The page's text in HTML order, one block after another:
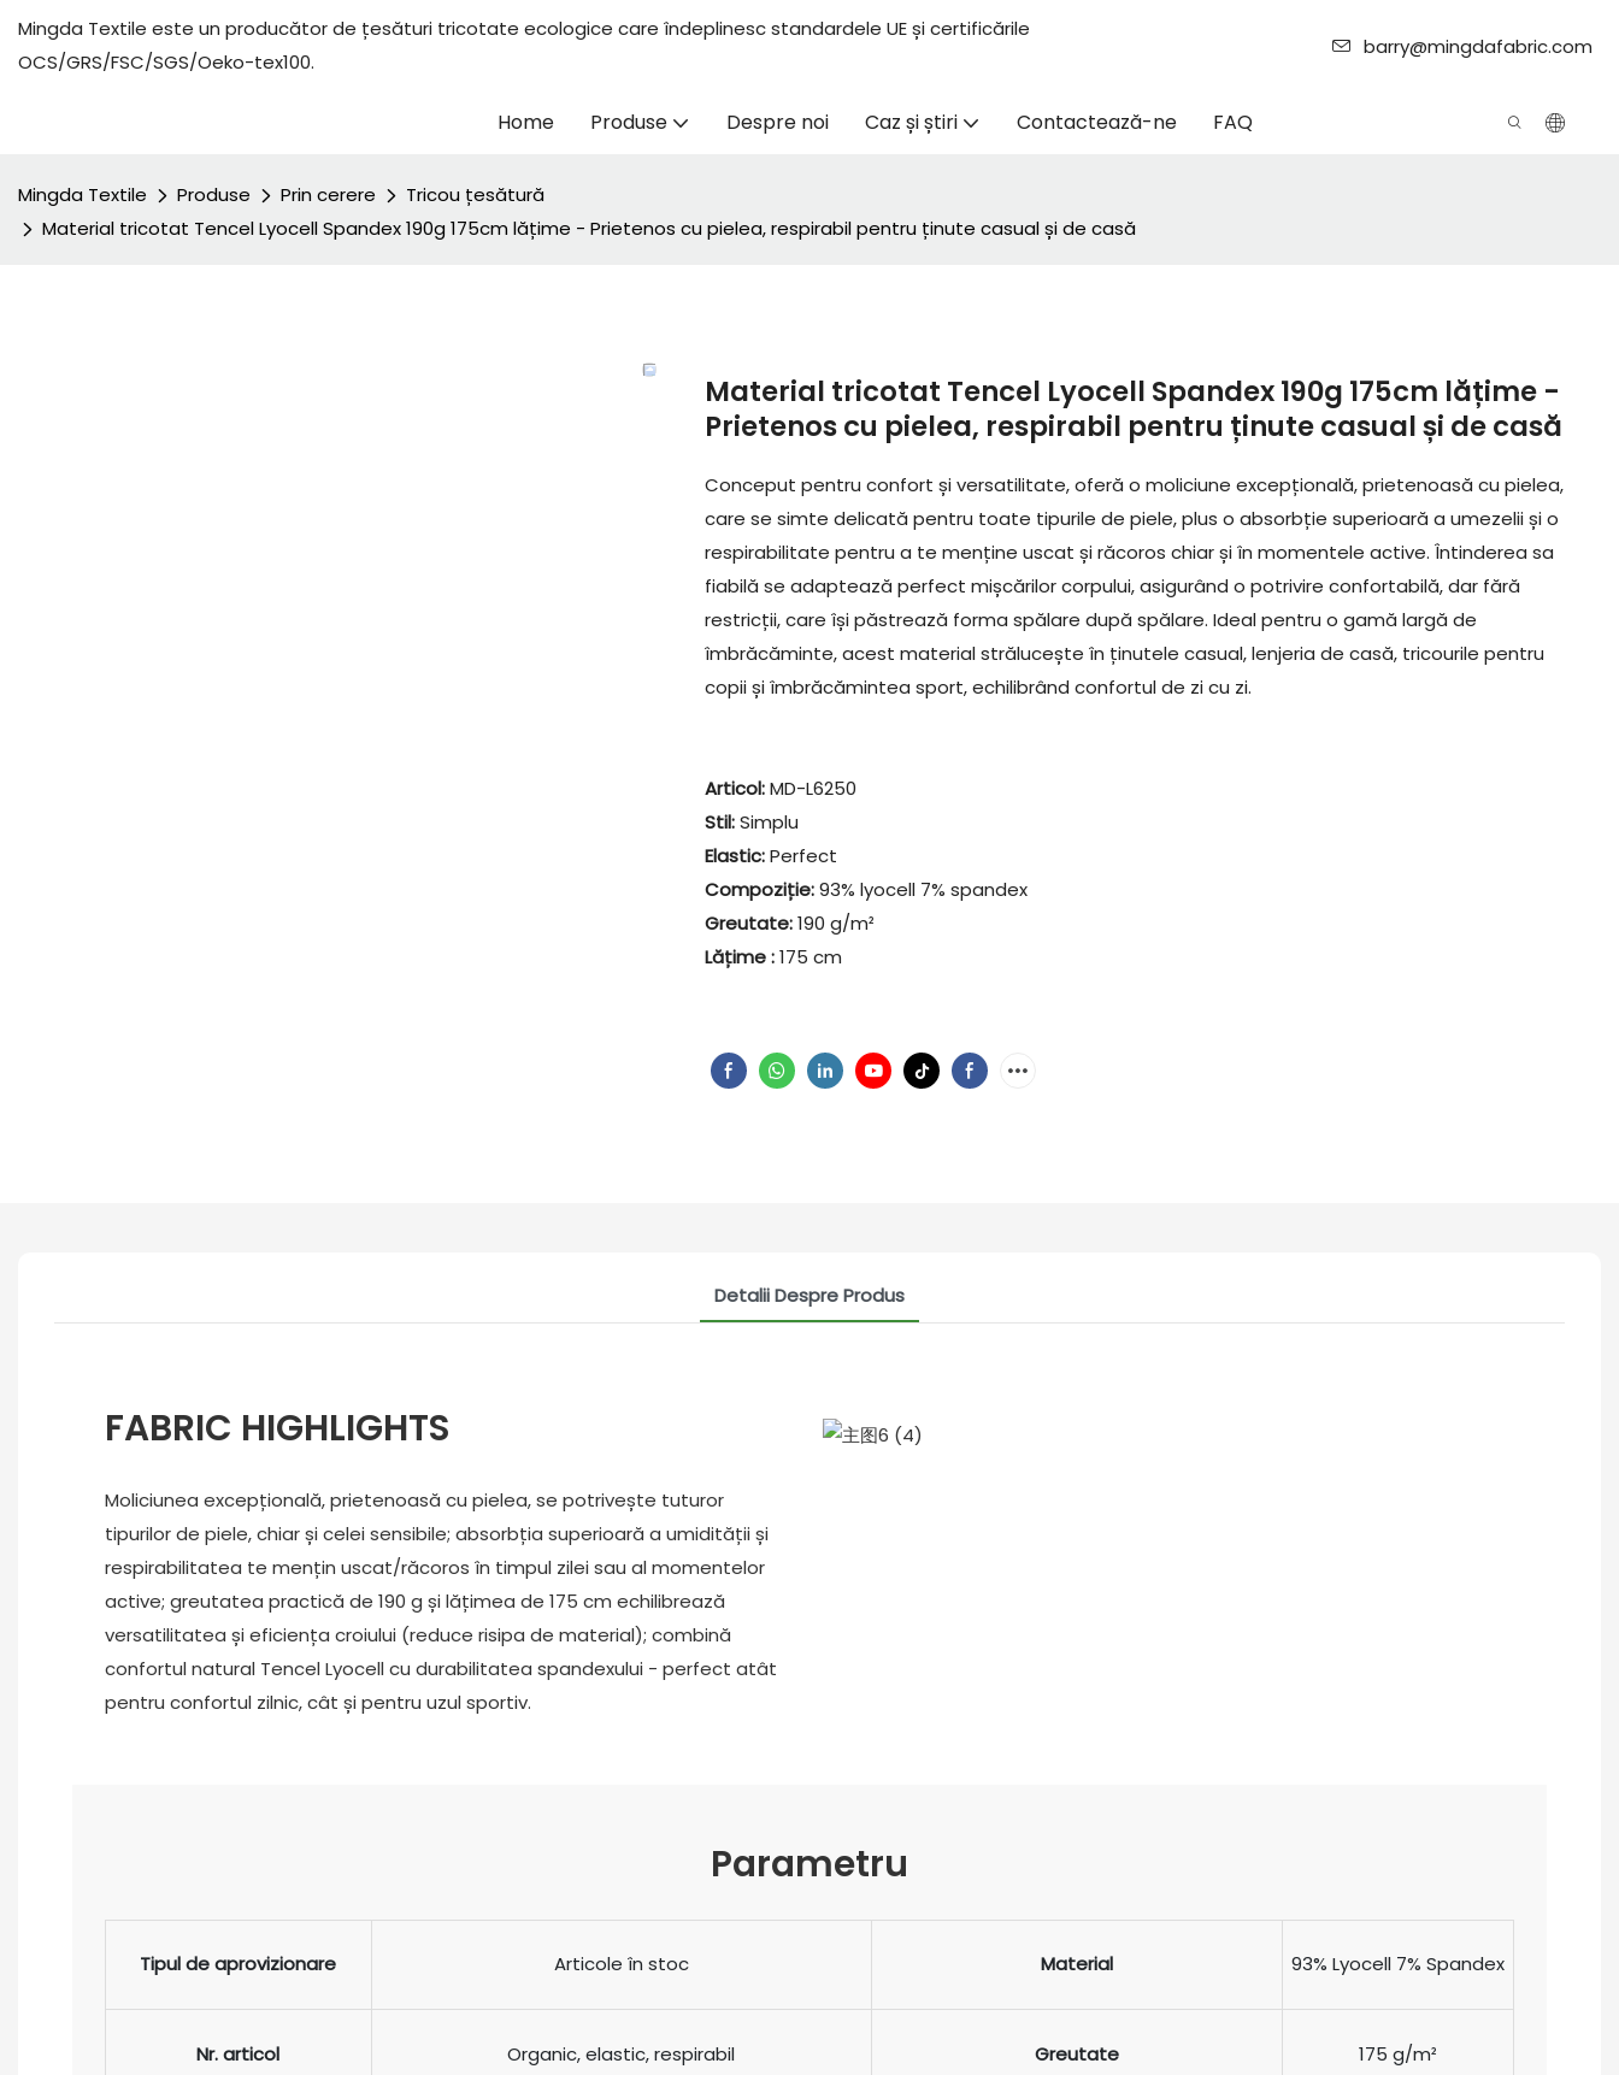
Mingda Textile este un producător de țesături tricotate ecologice care îndeplinesc standardele UE și certificările
OCS/GRS/FSC/SGS/Oeko-tex100.
barry@mingdafabric.com
Home Produse Despre noi Caz și știri Contactează-ne FAQ
Mingda Textile Produse Prin cerere
Tricou țesătură
Material tricotat Tencel Lyocell Spandex 190g 175cm lățime - Prietenos cu pielea, respirabil pentru ținute casual și de casă
Material tricotat Tencel Lyocell Spandex 190g 175cm lățime -
Prietenos cu pielea, respirabil pentru ținute casual și de casă
Conceput pentru confort și versatilitate, oferă o moliciune excepțională, prietenoasă cu pielea,
care se simte delicată pentru toate tipurile de piele, plus o absorbție superioară a umezelii și o
respirabilitate pentru a te menține uscat și răcoros chiar și în momentele active. Întinderea sa
fiabilă se adaptează perfect mișcărilor corpului, asigurând o potrivire confortabilă, dar fără
restricții, care își păstrează forma spălare după spălare. Ideal pentru o gamă largă de
îmbrăcăminte, acest material strălucește în ținutele casual, lenjeria de casă, tricourile pentru
copii și îmbrăcămintea sport, echilibrând confortul de zi cu zi.
Articol:MD-L6250
Stil:Simplu
Elastic:Perfect
Compoziție:93% lyocell 7% spandex
Greutate:190 g/m²
Lățime:175 cm
Detalii Despre Produs
FABRIC HIGHLIGHTS
Moliciunea excepțională, prietenoasă cu pielea, se potrivește tuturor
tipurilor de piele, chiar și celei sensibile; absorbția superioară a umidității și
respirabilitatea te mențin uscat/răcoros în timpul zilei sau al momentelor
active; greutatea practică de 190 g și lățimea de 175 cm echilibrează
versatilitatea și eficiența croiului (reduce risipa de material); combină
confortul natural Tencel Lyocell cu durabilitatea spandexului - perfect atât
pentru confortul zilnic, cât și pentru uzul sportiv.
Parametru
Tipul de aprovizionare Articole în stoc Material 93% Lyocell 7% Spandex
Nr. articol Organic, elastic, respirabil Greutate 175 g/m²